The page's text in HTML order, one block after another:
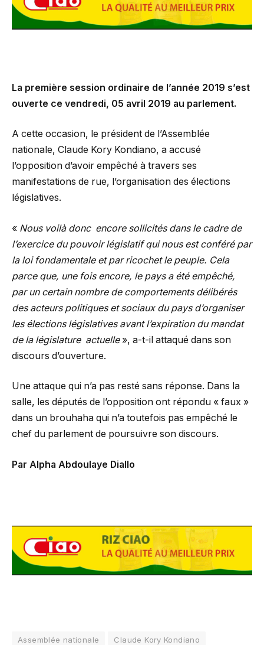
La première session ordinaire de l’année 2019 s’est
ouverte ce vendredi, 05 avril 2019 au parlement.
A cette occasion, le président de l’Assemblée
nationale, Claude Kory Kondiano, a accusé
l’opposition d’avoir empêché à travers ses
manifestations de rue, l’organisation des élections
législatives.
« Nous voilà donc encore sollicités dans le cadre de
l’exercice du pouvoir législatif qui nous est conféré par
la loi fondamentale et par ricochet le peuple. Cela
parce que, une fois encore, le pays a été empêché,
par un certain nombre de comportements délibérés
des acteurs politiques et sociaux du pays d’organiser
les élections législatives avant l’expiration du mandat
de la législature actuelle», a-t-il attaqué dans son
discours d’ouverture.
Une attaque qui n’a pas resté sans réponse. Dans la
salle, les députés de l’opposition ont répondu « faux »
dans un brouhaha qui n’a toutefois pas empêché le
chef du parlement de poursuivre son discours.
Par Alpha Abdoulaye Diallo
Assemblée nationale
Claude Kory Kondiano